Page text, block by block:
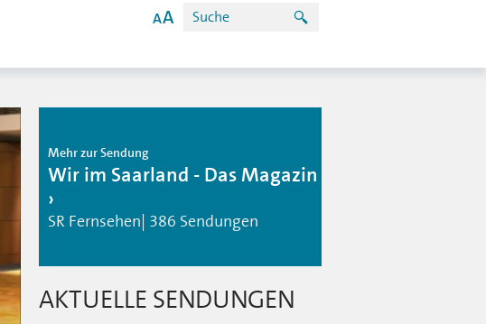
Mehr zur Sendung
Wir im Saarland - Das Magazin
SR Fernsehen| 386 Sendungen
AKTUELLE SENDUNGEN